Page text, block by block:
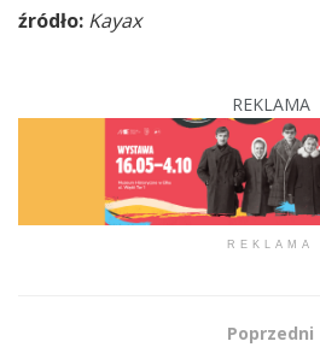
źródło: Kayax
REKLAMA
REKLAMA
Poprzedni